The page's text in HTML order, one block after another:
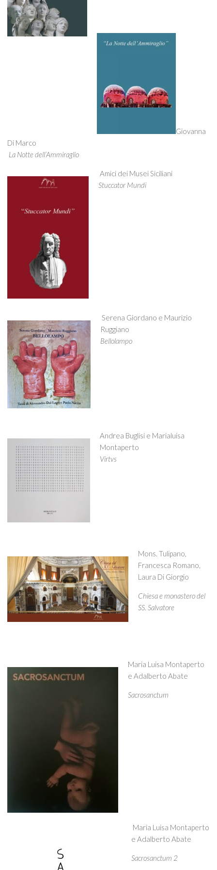
ART STUDIO VISIT
Didattica
Giovanna
Di Marco
La Notte dell’Ammiraglio
Amici dei Musei Siciliani
Stuccator Mundi
Serena Giordano e Maurizio
Ruggiano
Bellolampo
Andrea Buglisi e Marialuisa
Montaperto
Virtvs
Mons. Tulipano,
Francesca Romano,
Laura Di Giorgio
Chiesa e monastero del
SS. Salvatore
Maria Luisa Montaperto
e Adalberto Abate
Sacrosanctum
Maria Luisa Montaperto
e Adalberto Abate
Sacrosanctum 2